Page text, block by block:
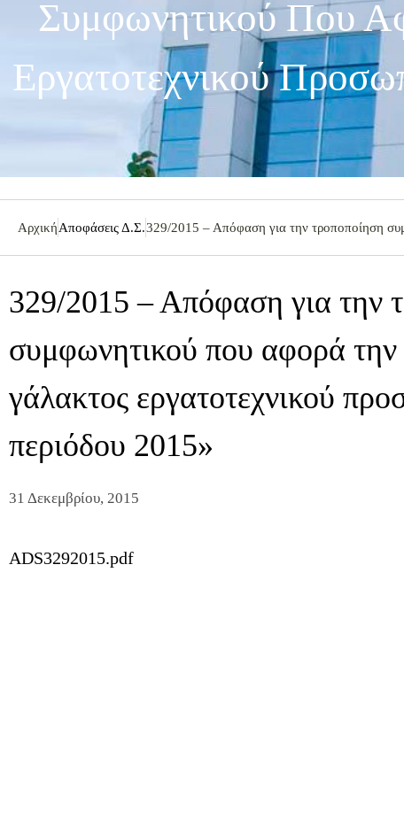
Συμφωνητικού Που
Εργατοτεχνικού
ΑρχικήΑποφάσεις Δ.Σ.329/2015 – Απόφαση για την τροποποίηση
329/2015 – Απόφαση για την
συμφωνητικού που αφορά
γάλακτος εργατοτεχνικού
περιόδου 2015»
31 Δεκεμβρίου, 2015
ADS3292015.pdf